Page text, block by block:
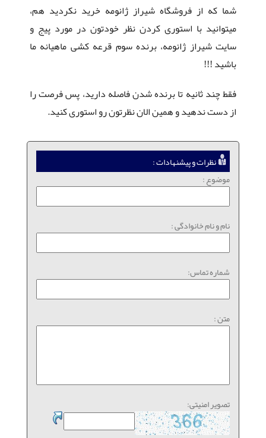
شما که از فروشگاه شیراز ژانومه خرید نکردید هم،
میتوانید با استوری کردن نظر خودتون در مورد پیج و
سایت شیراز ژانومه، برنده سوم قرعه کشی ماهیانه ما
باشید !!!
فقط چند ثانیه تا برنده شدن فاصله دارید، پس فرصت را
از دست ندهید و همین الان نظرتون رو استوری کنید.
نظرات و پیشنهادات :
موضوع :
نام و نام خانوادگی :
شماره تماس:
متن :
تصویر امنیتی: